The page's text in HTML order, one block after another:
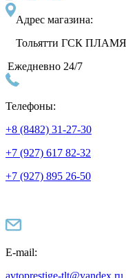
Адрес магазина:
Тольятти ГСК ПЛАМЯ,
Ежедневно 24/7
Телефоны:
+8 (8482) 31-27-30
+7 (927) 617 82-32
+7 (927) 895 26-50
E-mail:
avtoprestige-tlt@yandex.ru